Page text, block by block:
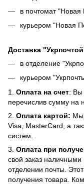
в почтомат "Новая
курьером "Новая
Доставка
в отделение
курьером
1. Оплата на счет: Вы
перечислив сумму на
2. Оплата картой: Мы
Visa, MasterCard, а
систем.
3. Оплата при
свой заказ
отделении почты.
получения товара.